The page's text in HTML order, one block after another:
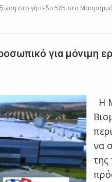
στο γήπεδο 5Χ5 στο
για μόνιμη
Η
να
της